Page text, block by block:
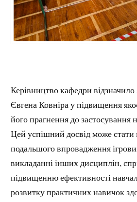
Керівництво кафедри
Євгена Ковніра у підвищення
його прагнення до застосування
Цей успішний досвід може
подальшого впровадження
викладанні інших дисциплін,
підвищенню ефективності
розвитку практичних навичок